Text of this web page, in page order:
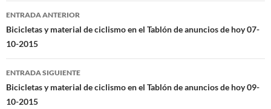
Navegación
de
entradas
ENTRADA ANTERIOR
Bicicletas y material de ciclismo en el Tablón de anuncios de hoy 07-
10-2015
ENTRADA SIGUIENTE
Bicicletas y material de ciclismo en el Tablón de anuncios de hoy 09-
10-2015